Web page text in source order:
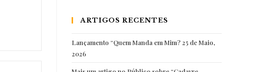
ARTIGOS RECENTES
Lançamento “Quem Manda em Mim? 25 de Maio,
2026